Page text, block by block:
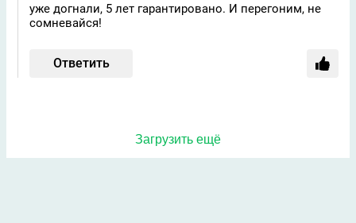
уже догнали, 5 лет гарантировано. И перегоним, не
сомневайся!
Ответить
Загрузить ещё